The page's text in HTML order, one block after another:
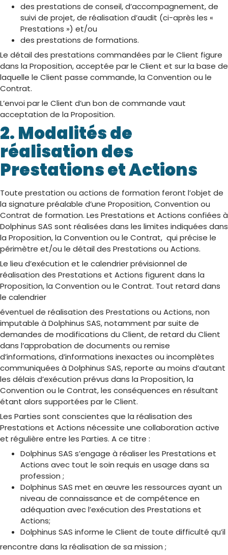
des prestations de conseil, d’accompagnement, de
suivi de projet, de réalisation d’audit (ci-après les «
Prestations ») et/ou
des prestations de formations.
Le détail des prestations commandées par le Client figure
dans la Proposition, acceptée par le Client et sur la base de
laquelle le Client passe commande, la Convention ou le
Contrat.
L’envoi par le Client d’un bon de commande vaut
acceptation de la Proposition.
2. Modalités de
réalisation des
Prestations et Actions
Toute prestation ou actions de formation feront l’objet de
la signature préalable d’une Proposition, Convention ou
Contrat de formation. Les Prestations et Actions confiées à
Dolphinus SAS sont réalisées dans les limites indiquées dans
la Proposition, la Convention ou le Contrat, qui précise le
périmètre et/ou le détail des Prestations ou Actions.
Le lieu d’exécution et le calendrier prévisionnel de
réalisation des Prestations et Actions figurent dans la
Proposition, la Convention ou le Contrat. Tout retard dans
le calendrier
éventuel de réalisation des Prestations ou Actions, non
imputable à Dolphinus SAS, notamment par suite de
demandes de modifications du Client, de retard du Client
dans l’approbation de documents ou remise
d’informations, d’informations inexactes ou incomplètes
communiquées à Dolphinus SAS, reporte au moins d’autant
les délais d’exécution prévus dans la Proposition, la
Convention ou le Contrat, les conséquences en résultant
étant alors supportées par le Client.
Les Parties sont conscientes que la réalisation des
Prestations et Actions nécessite une collaboration active
et régulière entre les Parties. A ce titre :
Dolphinus SAS s’engage à réaliser les Prestations et
Actions avec tout le soin requis en usage dans sa
profession ;
Dolphinus SAS met en œuvre les ressources ayant un
niveau de connaissance et de compétence en
adéquation avec l’exécution des Prestations et
Actions;
Dolphinus SAS informe le Client de toute difficulté qu’il
rencontre dans la réalisation de sa mission ;